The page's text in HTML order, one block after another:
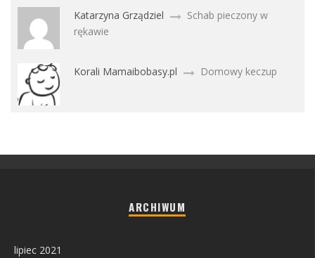
Katarzyna Grządziel
Schab pieczony w
rękawie
Korali Mamaibobasy.pl Domowy keczup
ARCHIWUM
lipiec 2021